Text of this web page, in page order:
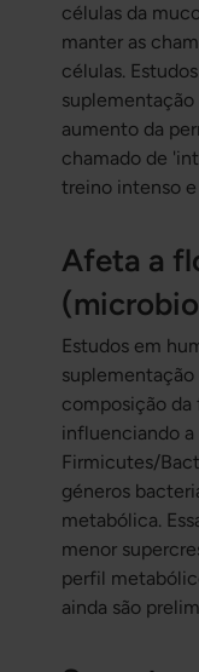
células da
manter as
células.
aumento da
chamado de
treino intenso
Afeta a
Estudos em
composição
influenciando a
Firmicutes/
géneros
metabólica.
menor
perfil
ainda são